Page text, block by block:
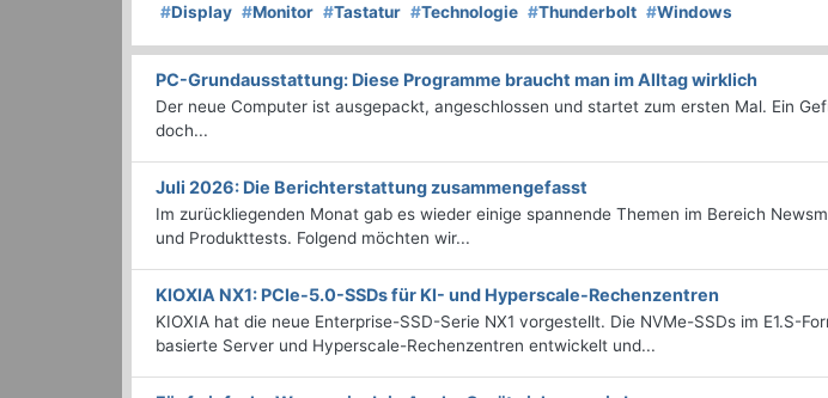
#Display #Monitor #Tastatur #Technologie #Thunderbolt #Windows
PC-Grundausstattung: Diese Programme braucht man im Alltag wirklich
Der neue Computer ist ausgepackt, angeschlossen und startet zum ersten Mal. Ein
doch...
Juli 2026: Die Bericht­erstattung zusammengefasst
Im zurückliegenden Monat gab es wieder einige spannende Themen im Bereich
und Produkttests. Folgend möchten wir...
KIOXIA NX1: PCIe-5.0-SSDs für KI- und Hyperscale-Rechenzentren
KIOXIA hat die neue Enterprise-SSD-Serie NX1 vorgestellt. Die NVMe-SSDs im E1.S-
basierte Server und Hyperscale-Rechenzentren entwickelt und...